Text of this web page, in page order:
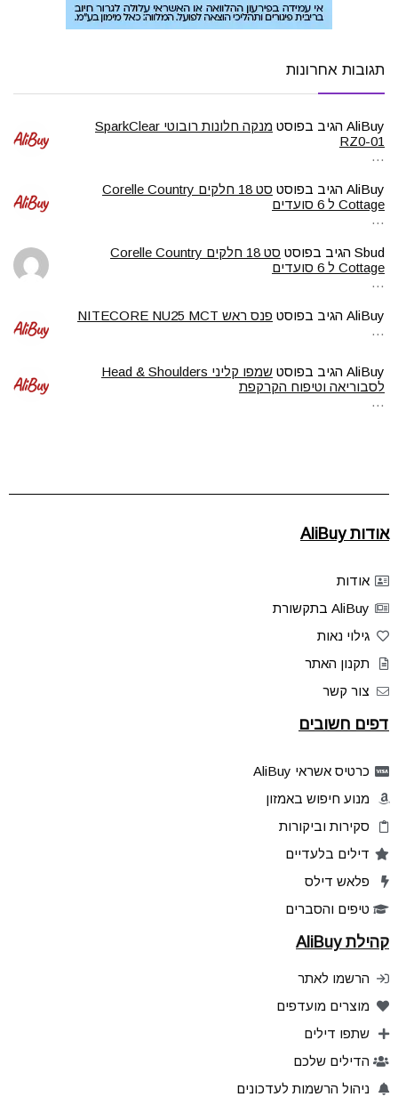
תגובות אחרונות
AliBuy הגיב בפוסט
מנקה חלונות רובוטי SparkClear
RZ0-01
…
AliBuy הגיב בפוסט
סט 18 חלקים Corelle Country
Cottage ל 6 סועדים
…
Sbud הגיב בפוסט
סט 18 חלקים Corelle Country
Cottage ל 6 סועדים
…
AliBuy הגיב בפוסט פנס ראש NITECORE NU25 MCT
…
AliBuy הגיב בפוסט
שמפו קליני Head & Shoulders
לסבוריאה וטיפוח הקרקפת
…
אודות AliBuy
אודות
AliBuy בתקשורת
גילוי נאות
תקנון האתר
צור קשר
דפים חשובים
כרטיס אשראי AliBuy
מנוע חיפוש באמזון
סקירות וביקורות
דילים בלעדיים
פלאש דילס
טיפים והסברים
קהילת AliBuy
הרשמו לאתר
מוצרים מועדפים
שתפו דילים
הדילים שלכם
ניהול הרשמות לעדכונים